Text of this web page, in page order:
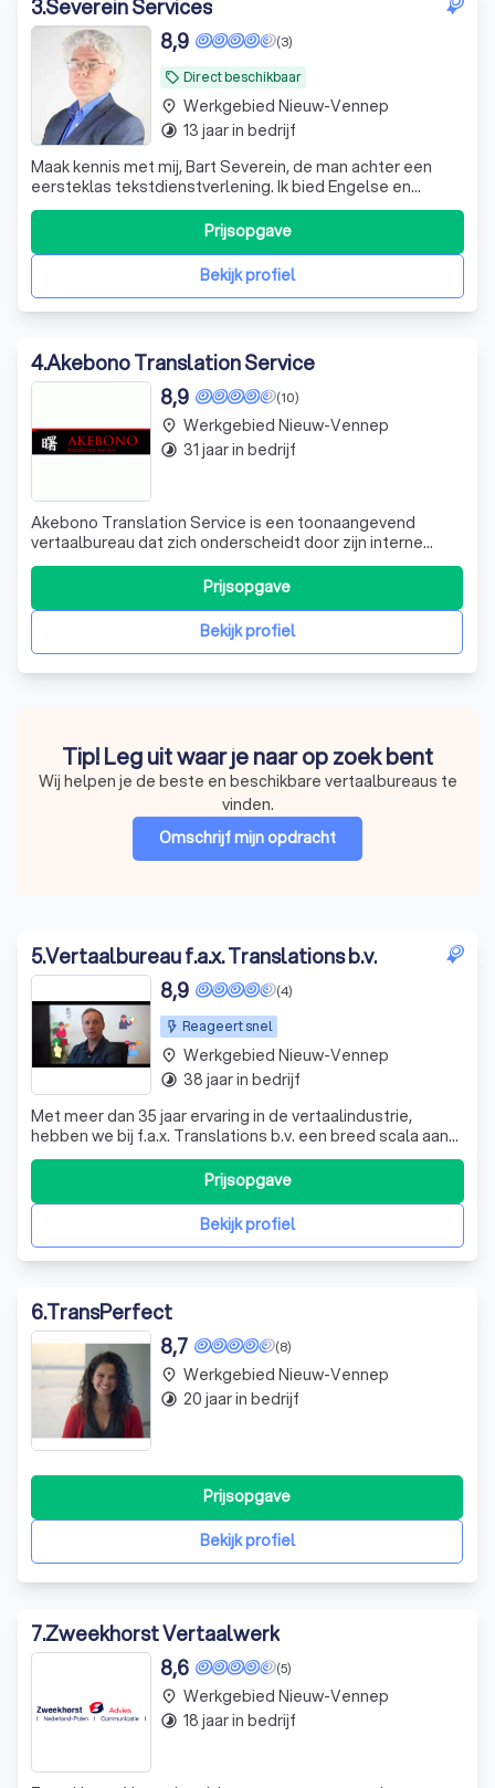
3.Severein Services
local_offer Direct beschikbaar
(3)
8,9
Maak kennis met mij, Bart Severein, de man achter een
eersteklas tekstdienstverlening. Ik bied Engelse en
Nederlandse vertaal- en proefleesdiensten, maar ook
transcripties en ondertiteling. Dit doe ik voor beide talen,
ik lever bijvoorbeeld zowel vertalingen uit het Engels naar
het Nederlands, als a
Bekijk profiel
Prijsopgave
place Werkgebied Nieuw-Vennep
timelapse 13 jaar in bedrijf
4.Akebono Translation Service
(10)
8,9
Akebono Translation Service is een toonaangevend
vertaalbureau dat zich onderscheidt door zijn interne
expertise in talen zoals Japans, Chinees, Engels en
Nederlands. Wij zijn een van de weinige bureaus die de
eindredactie van vertalingen in deze talen zelf uitvoeren,
woord voor woord. Ons team best
Bekijk profiel
Prijsopgave
place Werkgebied Nieuw-Vennep
timelapse 31 jaar in bedrijf
Tip! Leg uit waar je naar op zoek bent
Wij helpen je de beste en beschikbare vertaalbureaus te
vinden.
Omschrijf mijn opdracht
5.Vertaalbureau f.a.x. Translations b.v.
Reageert snel
(4)
8,9
Met meer dan 35 jaar ervaring in de vertaalindustrie,
hebben we bij f.a.x. Translations b.v. een breed scala aan
klanten mogen helpen. Onze passie is om jouw
boodschap over te brengen in elke taal die je nodig hebt.
Of je nu een enkel woord of een groot project in 26
verschillende talen wilt vertale
Bekijk profiel
Prijsopgave
place Werkgebied Nieuw-Vennep
timelapse 38 jaar in bedrijf
6.TransPerfect
(8)
8,7
Bekijk profiel
Prijsopgave
place Werkgebied Nieuw-Vennep
timelapse 20 jaar in bedrijf
7.Zweekhorst Vertaalwerk
(5)
8,6
place Werkgebied Nieuw-Vennep
timelapse 18 jaar in bedrijf